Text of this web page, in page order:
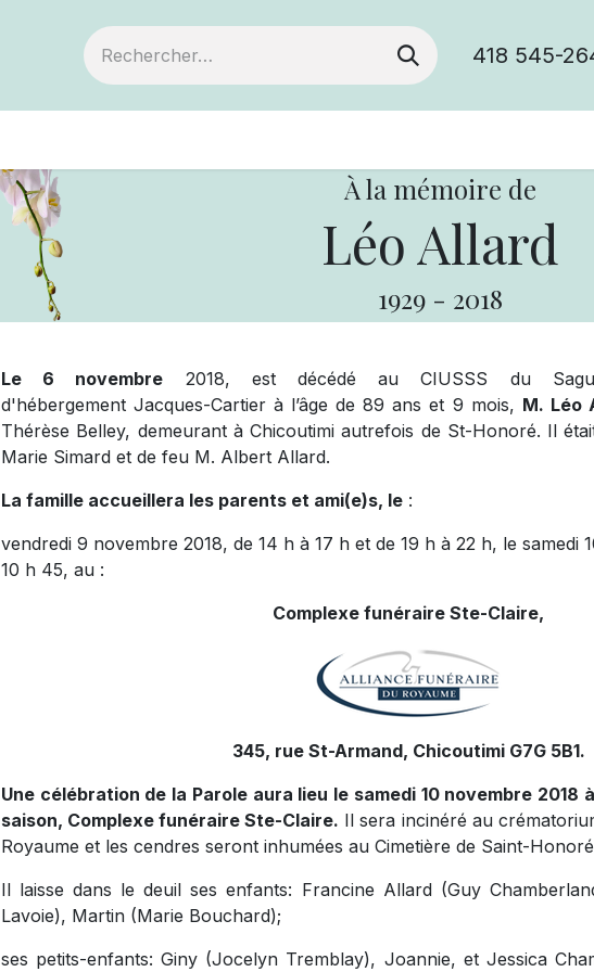
418 545-
À la mémoire de
Léo Allard
1929 - 2018
Le 6 novembre 2018, est décédé au CIUSSS du
d'hébergement Jacques-Cartier à l’âge de 89 ans et 9 mois, M. Léo
Thérèse Belley, demeurant à Chicoutimi autrefois de St-Honoré. Il
Marie Simard et de feu M. Albert Allard.
La famille accueillera les parents et ami(e)s, le :
vendredi 9 novembre 2018, de 14 h à 17 h et de 19 h à 22 h, le samedi
10 h 45, au :
Complexe funéraire Ste-Claire,
345, rue St-Armand, Chicoutimi G7G 5B1.
Une célébration de la Parole aura lieu le samedi 10 novembre 2018
saison, Complexe funéraire Ste-Claire. Il sera incinéré au
Royaume et les cendres seront inhumées au Cimetière de Saint-
Il laisse dans le deuil ses enfants: Francine Allard (Guy
Lavoie), Martin (Marie Bouchard);
ses petits-enfants: Giny (Jocelyn Tremblay), Joannie, et Jessica